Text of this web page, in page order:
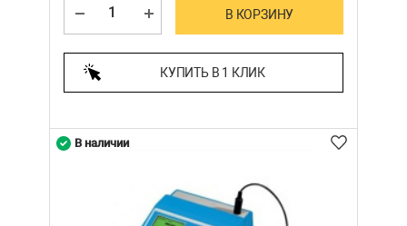
В КОРЗИНУ
КУПИТЬ В 1 КЛИК
В наличии